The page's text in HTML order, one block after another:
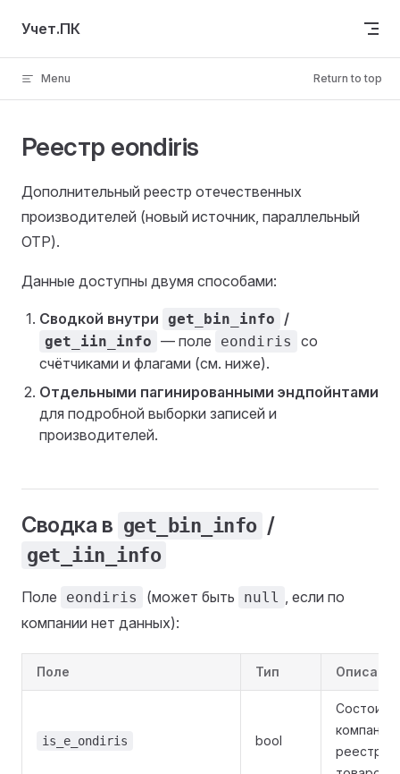
Skip to content
Учет.ПК
Menu Return to top
Реестр eondiris
Дополнительный реестр отечественных
производителей (новый источник, параллельный
OTP).
Данные доступны двумя способами:
Сводкой внутри get_bin_info /
get_iin_info — поле eondiris
со
счётчиками и флагами (см. ниже).
Отдельными пагинированными эндпойнтами
для подробной выборки записей и
производителей.
Сводка в get_bin_info /
get_iin_info
Поле eondiris (может быть null , если по
компании нет данных):
Поле Тип
is_e_ondiris bool
Состоит
компания
реестре